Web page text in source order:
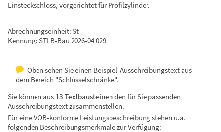
Einsteckschloss, vorgerichtetfürProfilzylinder.
Abrechnungseinheit: St
Kennung: STLB-Bau 2026-04 029
Oben sehen Sie einen Beispiel-Ausschreibungstext aus
dem Bereich "Schlüsselschränke".
Sie können aus 13 Textbausteinenden für Sie passenden
Ausschreibungstext zusammenstellen.
Für eine VOB-konforme Leistungsbeschreibung stehen u.a.
folgenden Beschreibungsmerkmale zur Verfügung: